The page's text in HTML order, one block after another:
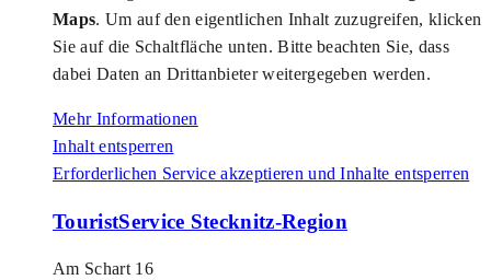
Maps. Um auf den eigentlichen Inhalt zuzugreifen, klicken
Sie auf die Schaltfläche unten. Bitte beachten Sie, dass
dabei Daten an Drittanbieter weitergegeben werden.
Mehr Informationen
Inhalt entsperren
Erforderlichen Service akzeptieren und Inhalte entsperren
TouristService Stecknitz-Region
Am Schart 16